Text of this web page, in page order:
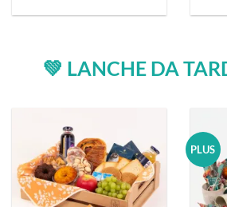
💚 LANCHE DA
PLUS